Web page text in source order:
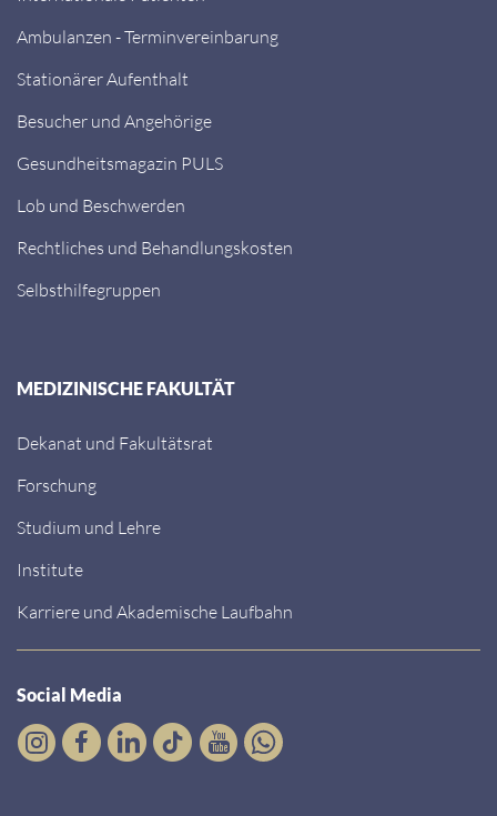
Ambulanzen - Terminvereinbarung
Stationärer Aufenthalt
Besucher und Angehörige
Gesundheitsmagazin PULS
Lob und Beschwerden
Rechtliches und Behandlungskosten
Selbsthilfegruppen
MEDIZINISCHE FAKULTÄT
Dekanat und Fakultätsrat
Forschung
Studium und Lehre
Institute
Karriere und Akademische Laufbahn
Social Media